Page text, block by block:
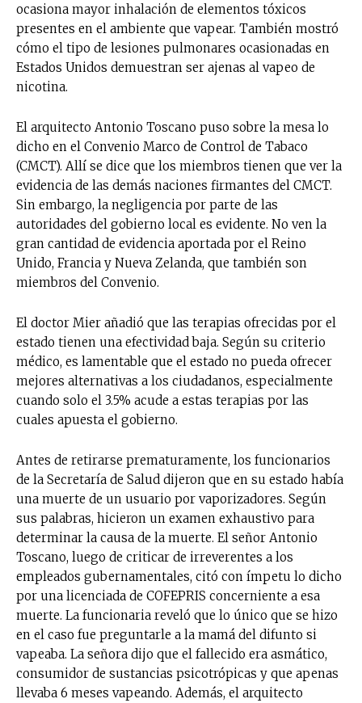
ocasiona mayor inhalación de elementos tóxicos
presentes en el ambiente que vapear. También mostró
cómo el tipo de lesiones pulmonares ocasionadas en
Estados Unidos demuestran ser ajenas al vapeo de
nicotina.
El arquitecto Antonio Toscano puso sobre la mesa lo
dicho en el Convenio Marco de Control de Tabaco
(CMCT). Allí se dice que los miembros tienen que ver la
evidencia de las demás naciones firmantes del CMCT.
Sin embargo, la negligencia por parte de las
autoridades del gobierno local es evidente. No ven la
gran cantidad de evidencia aportada por el Reino
Unido, Francia y Nueva Zelanda, que también son
miembros del Convenio.
El doctor Mier añadió que las terapias ofrecidas por el
estado tienen una efectividad baja. Según su criterio
médico, es lamentable que el estado no pueda ofrecer
mejores alternativas a los ciudadanos, especialmente
cuando solo el 3.5% acude a estas terapias por las
cuales apuesta el gobierno.
Antes de retirarse prematuramente, los funcionarios
de la Secretaría de Salud dijeron que en su estado había
una muerte de un usuario por vaporizadores. Según
sus palabras, hicieron un examen exhaustivo para
determinar la causa de la muerte. El señor Antonio
Toscano, luego de criticar de irreverentes a los
empleados gubernamentales, citó con ímpetu lo dicho
por una licenciada de COFEPRIS concerniente a esa
muerte. La funcionaria reveló que lo único que se hizo
en el caso fue preguntarle a la mamá del difunto si
vapeaba. La señora dijo que el fallecido era asmático,
consumidor de sustancias psicotrópicas y que apenas
llevaba 6 meses vapeando. Además, el arquitecto